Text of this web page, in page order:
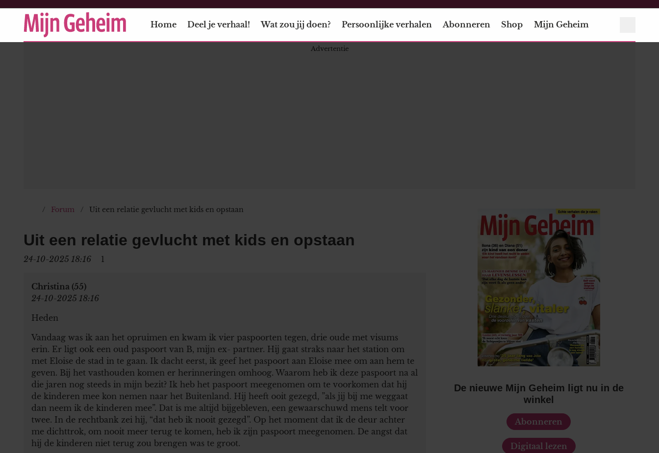
Home Deel je verhaal! Wat zou jij doen? Persoonlijke verhalen Abonneren Shop Mijn Geheim
Forum Uit een relatie gevlucht met kids en opstaan
Uit een relatie gevlucht met kids en opstaan
24-10-2025 18:16 1
Christina (55)
24-10-2025 18:16
Heden
Vandaag was ik aan het opruimen en kwam ik vier paspoorten tegen, drie oude met visums
erin. Er ligt ook een oud paspoort van B, mijn ex- partner. Hij gaat straks naar het station om
met Eloise de stad in te gaan. Ik dacht eerst, ik geef het paspoort aan Eloise mee om aan hem te
geven. Bij het vasthouden komen er herinneringen omhoog. Waarom heb ik deze paspoort na al
die jaren nog steeds in mijn bezit? Ik heb het paspoort meegenomen om te voorkomen dat hij
de kinderen mee kon nemen naar het Buitenland. Hij heeft ooit gezegd, ”als jij bij me weggaat
dan neem ik de kinderen mee”. Dat is me altijd bijgebleven, een gewaarschuwd mens telt voor
twee. In de rechtbank zei hij, “dat heb ik nooit gezegd”. Op het moment dat ik de deur achter
me dichttrok, om nooit meer terug te komen, heb ik zijn paspoort meegenomen. De angst dat
hij de kinderen niet terug zou brengen was te groot.
De nieuwe Mijn Geheim ligt nu in de
winkel
Abonneren
Digitaal lezen